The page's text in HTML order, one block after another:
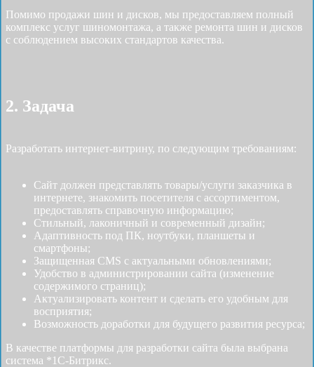
Помимо продажи шин и дисков, мы предоставляем полный
комплекс услуг шиномонтажа, а также ремонта шин и дисков
с соблюдением высоких стандартов качества.
2. Задача
Разработать интернет-витрину, по следующим требованиям:
Сайт должен представлять товары/услуги заказчика в
интернете, знакомить посетителя с ассортиментом,
предоставлять справочную информацию;
Стильный, лаконичный и современный дизайн;
Адаптивность под ПК, ноутбуки, планшеты и
смартфоны;
Защищенная CMS с актуальными обновлениями;
Удобство в администрировании сайта (изменение
содержимого страниц);
Актуализировать контент и сделать его удобным для
восприятия;
Возможность доработки для будущего развития ресурса;
В качестве платформы для разработки сайта была выбрана
система *1С-Битрикс.